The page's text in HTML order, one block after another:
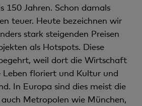
150 Jahren. Schon damals
teuer. Heute bezeichnen wir
stark steigenden Preisen
als Hotspots. Diese
weil dort die Wirtschaft
Leben floriert und Kultur und
In Europa sind dies meist die
Metropolen wie München,